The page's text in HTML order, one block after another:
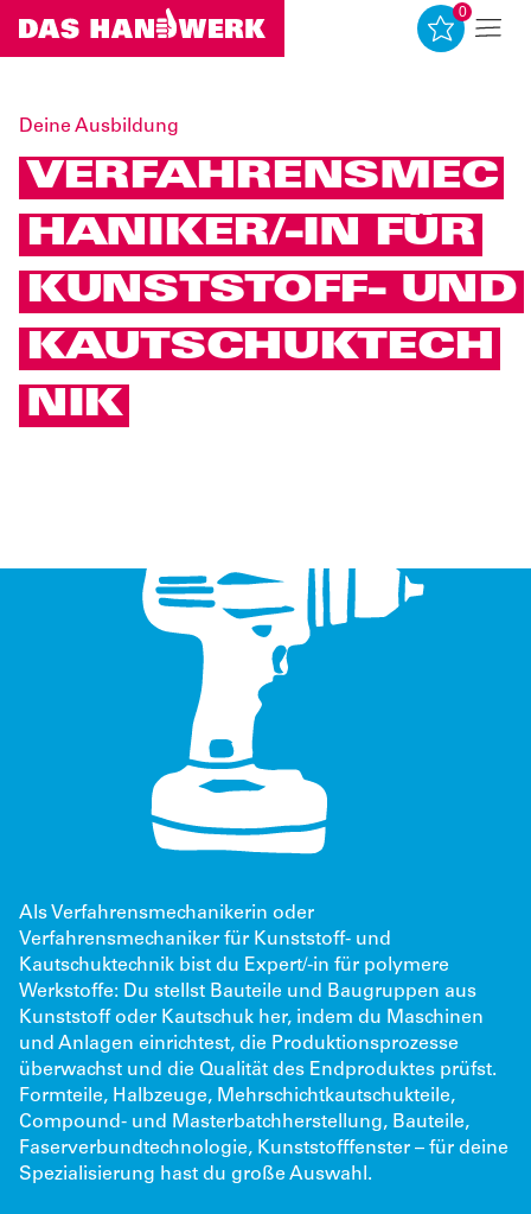
0
Deine Ausbildung
VERFAHRENSMEC
HANIKER/-IN FÜR
KUNSTSTOFF- UND
KAUTSCHUKTECH
NIK
Als Verfahrensmechanikerin oder
Verfahrensmechaniker für Kunststoff- und
Kautschuktechnik bist du Expert/-in für polymere
Werkstoffe: Du stellst Bauteile und Baugruppen aus
Kunststoff oder Kautschuk her, indem du Maschinen
und Anlagen einrichtest, die Produktionsprozesse
überwachst und die Qualität des Endproduktes prüfst.
Formteile, Halbzeuge, Mehrschichtkautschukteile,
Compound- und Masterbatchherstellung, Bauteile,
Faserverbundtechnologie, Kunststofffenster – für deine
Spezialisierung hast du große Auswahl.